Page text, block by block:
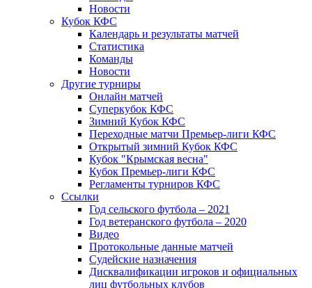
Новости
Кубок КФС
Календарь и результаты матчей
Статистика
Команды
Новости
Другие турниры
Онлайн матчей
Суперкубок КФС
Зимний Кубок КФС
Переходные матчи Премьер-лиги КФС
Открытый зимний Кубок КФС
Кубок "Крымская весна"
Кубок Премьер-лиги КФС
Регламенты турниров КФС
Ссылки
Год сельского футбола – 2021
Год ветеранского футбола – 2020
Видео
Протокольные данные матчей
Судейские назначения
Дисквалификации игроков и официальных
лиц футбольных клубов